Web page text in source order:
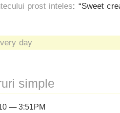
prost inteles: “Sweet
day
simple
— 3:51PM